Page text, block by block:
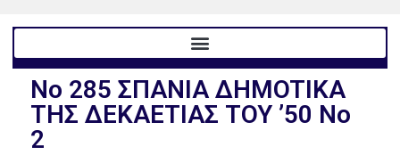
Nο 285 ΣΠΑNIA ΔΗMOTIKA
THΣ ΔEKAETIAΣ TOY ’50 Nο
2